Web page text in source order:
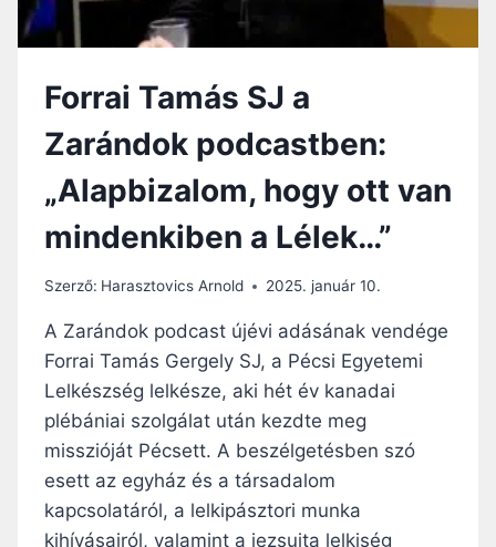
N
E
B
Z
O
N
N
Y
L
L
E
G
M
G
Á
N
Forrai Tamás SJ a
Zarándok podcastben:
„Alapbizalom, hogy ott van
mindenkiben a Lélek…”
Szerző: Harasztovics Arnold 2025. január 10.
A Zarándok podcast újévi adásának vendége
Forrai Tamás Gergely SJ, a Pécsi Egyetemi
Lelkészség lelkésze, aki hét év kanadai
plébániai szolgálat után kezdte meg
misszióját Pécsett. A beszélgetésben szó
esett az egyház és a társadalom
kapcsolatáról, a lelkipásztori munka
kihívásairól, valamint a jezsuita lelkiség